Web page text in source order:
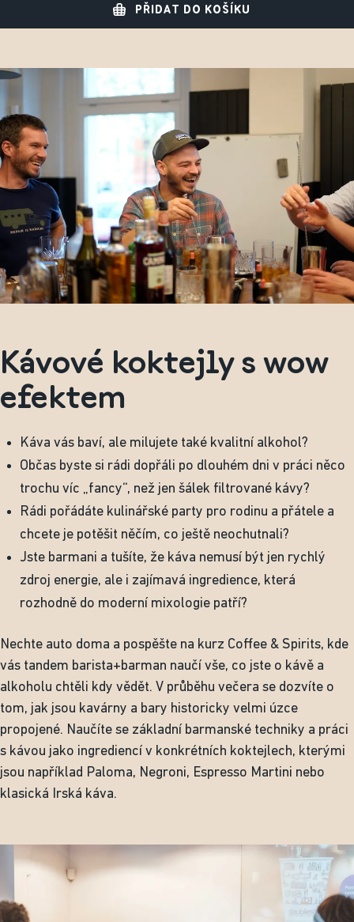
PŘIDAT DO KOŠÍKU
Kávové koktejly s wow
efektem
Káva vás baví, ale milujete také kvalitní alkohol?
Občas byste si rádi dopřáli po dlouhém dni v práci něco
trochu víc „fancy“, než jen šálek filtrované kávy?
Rádi pořádáte kulinářské party pro rodinu a přátele a
chcete je potěšit něčím, co ještě neochutnali?
Jste barmani a tušíte, že káva nemusí být jen rychlý
zdroj energie, ale i zajímavá ingredience, která
rozhodně do moderní mixologie patří?
Nechte auto doma a pospěšte na kurz Coffee & Spirits, kde
vás tandem barista+barman naučí vše, co jste o kávě a
alkoholu chtěli kdy vědět. V průběhu večera se dozvíte o
tom, jak jsou kavárny a bary historicky velmi úzce
propojené. Naučíte se základní barmanské techniky a práci
s kávou jako ingrediencí v konkrétních koktejlech, kterými
jsou například Paloma, Negroni, Espresso Martini nebo
klasická Irská káva.